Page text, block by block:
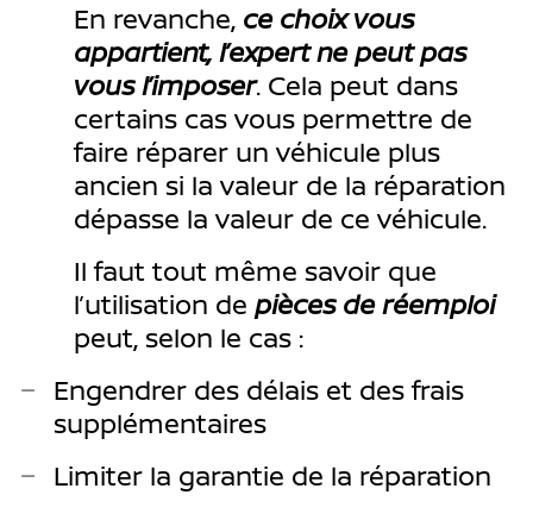
En revanche, ce choix vous
appartient, l’expert ne peut pas
vous l’imposer. Cela peut dans
certains cas vous permettre de
faire réparer un véhicule plus
ancien si la valeur de la réparation
dépasse la valeur de ce véhicule.
Il faut tout même savoir que
l’utilisation depièces de réemploi
peut, selon le cas :
Engendrer des délais et des frais
supplémentaires
Limiter la garantie de la réparation